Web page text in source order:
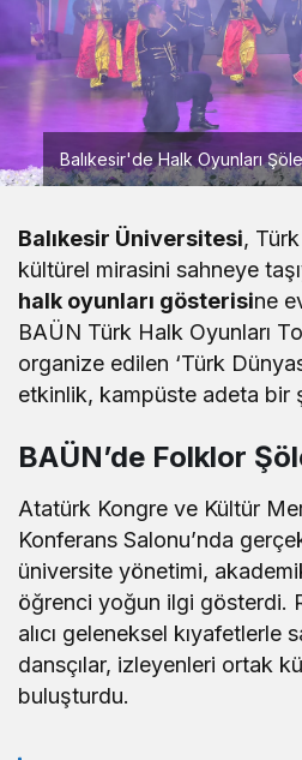
Balıkesir'de Halk Oyunları
Balıkesir Üniversitesi,
kültürel mirasini sahneye
halk oyunları gösterisine
BAÜN Türk Halk Oyunları
organize edilen ‘Türk
etkinlik, kampüste adeta bir
BAÜN’de Folklor
Atatürk Kongre ve Kültür
Konferans Salonu’nda
üniversite yönetimi,
öğrenci yoğun ilgi gösterdi.
alıcı geleneksel kıyafetlerle
dansçılar, izleyenleri ortak
buluşturdu.